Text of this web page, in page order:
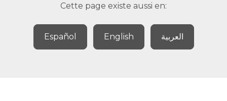
Cette page existe aussi en:
Español English العربية